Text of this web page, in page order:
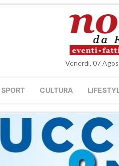
Venerdì, 07
SPORT CULTURA